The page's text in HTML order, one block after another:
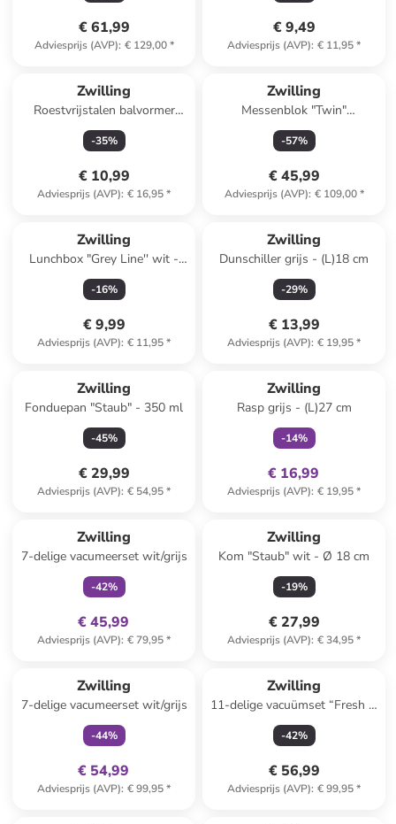
€ 61,99
Adviesprijs (AVP): € 129,00*
€ 9,49
Adviesprijs (AVP): € 11,95*
Zwilling
Roestvrijstalen balvormer
"Pro" - (L)17,5 cm
-35%
€ 10,99
Adviesprijs (AVP): € 16,95*
Zwilling
Messenblok "Twin"
zilverkleurig - (B)11,7 x (H)25
x (D)11,7 cm
-57%
€ 45,99
Adviesprijs (AVP): € 109,00*
Zwilling
Lunchbox "Grey Line'' wit -
500 ml
-16%
€ 9,99
Adviesprijs (AVP): € 11,95*
Zwilling
Dunschiller grijs - (L)18 cm
-29%
€ 13,99
Adviesprijs (AVP): € 19,95*
Zwilling
Fonduepan "Staub" - 350 ml
-45%
€ 29,99
Adviesprijs (AVP): € 54,95*
Zwilling
Rasp grijs - (L)27 cm
-14%
€ 16,99
Adviesprijs (AVP): € 19,95*
Zwilling
7-delige vacumeerset wit/grijs
-42%
€ 45,99
Adviesprijs (AVP): € 79,95*
Zwilling
Kom "Staub" wit - Ø 18 cm
-19%
€ 27,99
Adviesprijs (AVP): € 34,95*
Zwilling
7-delige vacumeerset wit/grijs
-44%
€ 54,99
Adviesprijs (AVP): € 99,95*
Zwilling
11-delige vacuümset “Fresh &
Save Cube” wit
-42%
€ 56,99
Adviesprijs (AVP): € 99,95*